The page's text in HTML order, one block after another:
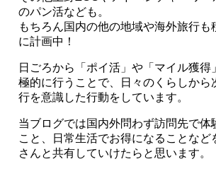
のパン活なども。
もちろん国内の他の地域や海外旅行も
に計画中！
日ごろから「ポイ活」や「マイル獲得
極的に行うことで、日々のくらしから
行を意識した行動をしています。
当ブログでは国内外問わず訪問先で体
こと、日常生活でお得になることなど
さんと共有していけたらと思います。